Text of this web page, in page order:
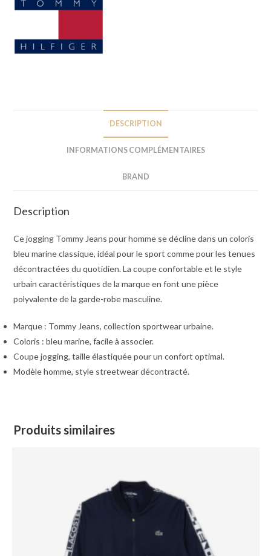
DESCRIPTION
INFORMATIONS COMPLÉMENTAIRES
BRAND
Description
Ce jogging Tommy Jeans pour homme se décline dans un coloris
bleu marine classique, idéal pour le sport comme pour les tenues
décontractées du quotidien. La coupe confortable et le style
urbain caractéristiques de la marque en font une pièce
polyvalente de la garde-robe masculine.
Marque : Tommy Jeans, collection sportwear urbaine.
Coloris : bleu marine, facile à associer.
Coupe jogging, taille élastiquée pour un confort optimal.
Modèle homme, style streetwear décontracté.
Produits similaires